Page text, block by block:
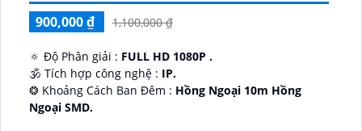
900,000 ₫ 1,100,000 ₫
🔅 Độ Phân giải : FULL HD 1080P .
🕉️ Tích hợp công nghệ : IP.
❂ Khoảng Cách Ban Đêm : Hồng Ngoại 10m Hồng
Ngoại SMD.